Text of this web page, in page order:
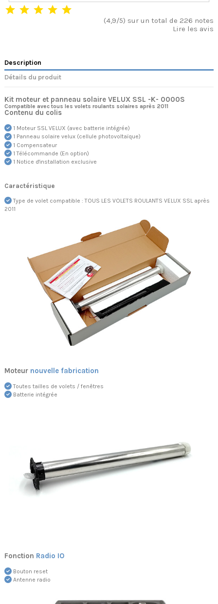
(4,9/5) sur un total de 226 notes
Lire les avis
Description
Détails du produit
Kit moteur et panneau solaire VELUX SSL -K- 0000S
Compatible avec tous les volets roulants solaires après 2011
Contenu du colis
1 Moteur SSL VELUX (avec batterie intégrée)
1 Panneau solaire velux (cellule photovoltaïque)
1 Compensateur
1 Télécommande (En option)
1 Notice d'installation exclusive
Caractéristique
Type de volet compatible : TOUS LES VOLETS ROULANTS VELUX SSL après
2011
Moteur nouvelle fabrication
Toutes tailles de volets / fenêtres
Batterie intégrée
Fonction Radio IO
Bouton reset
Antenne radio